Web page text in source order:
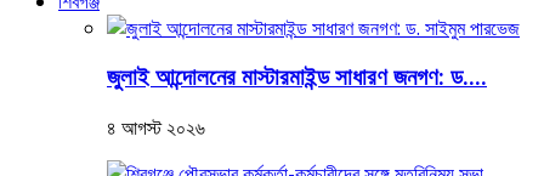
জুলাই আন্দোলনের মাস্টারমাইন্ড সাধারণ জনগণ: ড....
৪ আগস্ট ২০২৬